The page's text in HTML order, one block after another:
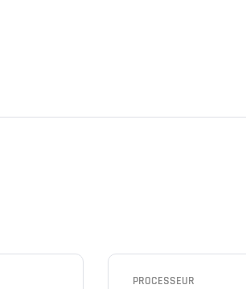
PROCESSEUR